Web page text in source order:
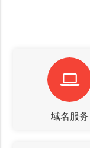
域名服务